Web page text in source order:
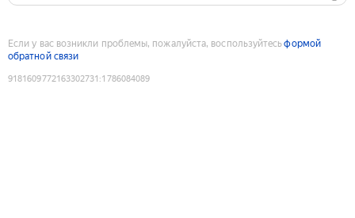
Если у вас возникли проблемы, пожалуйста, воспользуйтесьформой
обратной связи
9181609772163302731 :1786084089